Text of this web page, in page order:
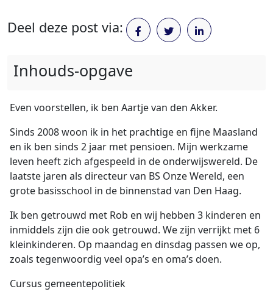
Deel deze post via:
Inhouds-opgave
Even voorstellen, ik ben Aartje van den Akker.
Sinds 2008 woon ik in het prachtige en fijne Maasland
en ik ben sinds 2 jaar met pensioen. Mijn werkzame
leven heeft zich afgespeeld in de onderwijswereld. De
laatste jaren als directeur van BS Onze Wereld, een
grote basisschool in de binnenstad van Den Haag.
Ik ben getrouwd met Rob en wij hebben 3 kinderen en
inmiddels zijn die ook getrouwd. We zijn verrijkt met 6
kleinkinderen. Op maandag en dinsdag passen we op,
zoals tegenwoordig veel opa’s en oma’s doen.
Cursus gemeentepolitiek